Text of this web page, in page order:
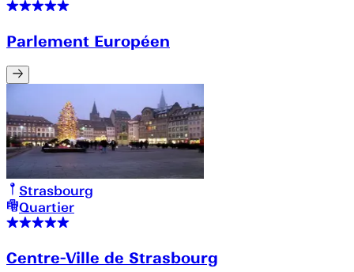
Parlement Européen
Strasbourg
Quartier
Centre-Ville de Strasbourg